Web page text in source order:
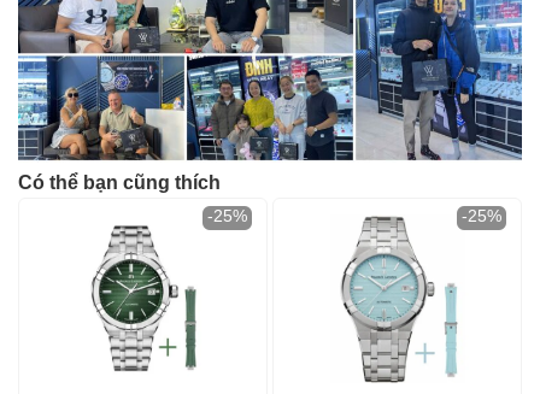
Có thể bạn cũng thích
-25% -25%